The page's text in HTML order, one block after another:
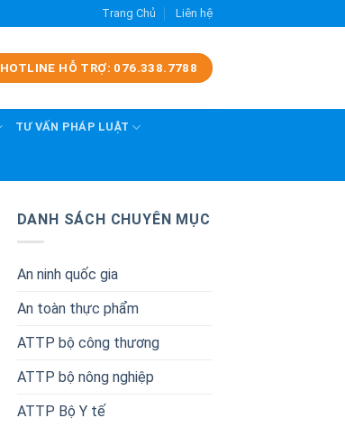
Trang Chủ Liên hệ
HOTLINE HỖ TRỢ: 076.338.7788
TƯ VẤN PHÁP LUẬT
DANH SÁCH CHUYÊN MỤC
An ninh quốc gia
An toàn thực phẩm
ATTP bộ công thương
ATTP bộ nông nghiệp
ATTP Bộ Y tế